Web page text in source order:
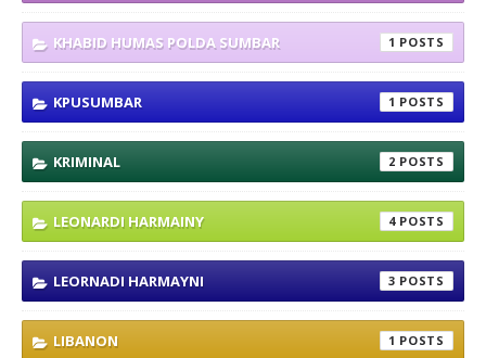
KHABID HUMAS POLDA SUMBAR 1
KPUSUMBAR 1
KRIMINAL 2
LEONARDI HARMAINY 4
LEORNADI HARMAYNI 3
LIBANON 1